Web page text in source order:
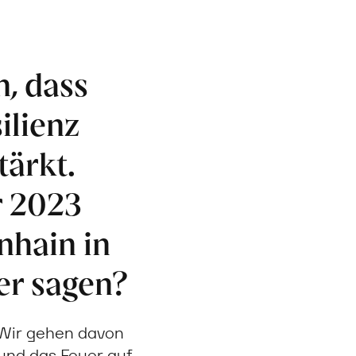
dass
in
sagen?
gehen davon